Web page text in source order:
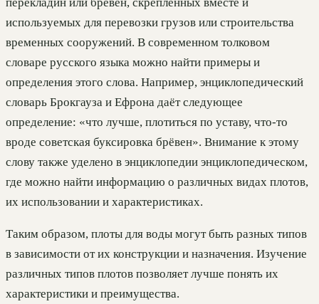
используемых для перевозки грузов или строительства
временных сооружений. В современном толковом
словаре русского языка можно найти примеры и
определения этого слова. Например, энциклопедический
словарь Брокгауза и Ефрона даёт следующее
определение: «что лучше, плотиться по уставу, что-то
вроде советская буксировка брёвен». Внимание к этому
слову также уделено в энциклопедии энциклопедическом,
где можно найти информацию о различных видах плотов,
их использовании и характеристиках.
Таким образом, плоты для воды могут быть разных типов
в зависимости от их конструкции и назначения. Изучение
различных типов плотов позволяет лучше понять их
характеристики и преимущества.